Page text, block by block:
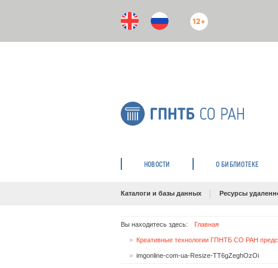
12+
НОВОСТИ О БИБЛИОТЕКЕ
Каталоги и базы данных Ресурсы
Вы находитесь здесь: Главная
Креативные технологии ГПНТБ СО РАН
imgonline-com-ua-Resize-TT6gZeghOzOi